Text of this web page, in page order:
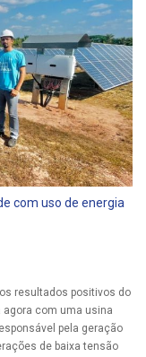
com uso de energia
resultados positivos do
com uma usina
pela geração
de baixa tensão